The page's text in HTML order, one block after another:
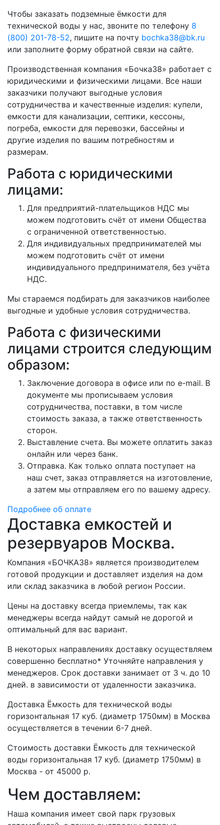
Чтобы заказать подземные ёмкости для
технической воды у нас, звоните по телефону 8
(800) 201-78-52, пишите на почту bochka38@bk.ru
или заполните форму обратной связи на сайте.
Производственная компания «Бочка38» работает с
юридическими и физическими лицами. Все наши
заказчики получают выгодные условия
сотрудничества и качественные изделия: купели,
емкости для канализации, септики, кессоны,
погреба, емкости для перевозки, бассейны и
другие изделия по вашим потребностям и
размерам.
Работа с юридическими
лицами:
Для предприятий-плательщиков НДС мы
можем подготовить счёт от имени Общества
с ограниченной ответственностью.
Для индивидуальных предпринимателей мы
можем подготовить счёт от имени
индивидуального предпринимателя, без учёта
НДС.
Мы стараемся подбирать для заказчиков наиболее
выгодные и удобные условия сотрудничества.
Работа с физическими
лицами строится следующим
образом:
Заключение договора в офисе или по e-mail. В
документе мы прописываем условия
сотрудничества, поставки, в том числе
стоимость заказа, а также ответственность
сторон.
Выставление счета. Вы можете оплатить заказ
онлайн или через банк.
Отправка. Как только оплата поступает на
наш счет, заказ отправляется на изготовление,
а затем мы отправляем его по вашему адресу.
Подробнее об оплате
Доставка емкостей и
резервуаров Москва.
Компания «БОЧКА38» является производителем
готовой продукции и доставляет изделия на дом
или склад заказчика в любой регион России.
Цены на доставку всегда приемлемы, так как
менеджеры всегда найдут самый не дорогой и
оптимальный для вас вариант.
В некоторых направлениях доставку осуществляем
совершенно бесплатно* Уточняйте направления у
менеджеров. Срок доставки занимает от 3 ч. до 10
дней. в зависимости от удаленности заказчика.
Доставка Ёмкость для технической воды
горизонтальная 17 куб. (диаметр 1750мм) в Москва
осуществляется в течении 6-7 дней.
Стоимость доставки Ёмкость для технической
воды горизонтальная 17 куб. (диаметр 1750мм) в
Москва - от 45000 р.
Чем доставляем:
Наша компания имеет свой парк грузовых